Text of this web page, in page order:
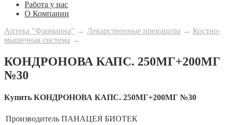
Работа у нас
О Компании
Аптека "Фарманна" → Лекарственные препараты → Костно-
мышечная система →
КОНДРОНОВА КАПС. 250МГ+200МГ
№30
Купить КОНДРОНОВА КАПС. 250МГ+200МГ №30
Производитель ПАНАЦЕЯ БИОТЕК